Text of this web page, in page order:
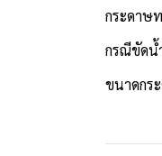
กระดาษ
กรณีขัดนํ้
ขนาดกร